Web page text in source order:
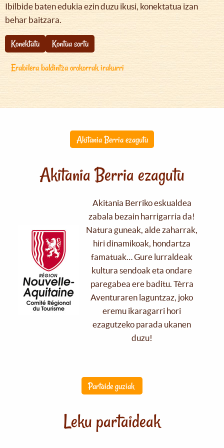
Ibilbide baten edukia ezin duzu ikusi, konektatua izan
behar baitzara.
Konektatu
Kontua sortu
Erabilera baldintza orokorrak irakurri
Akitania Berria ezagutu
Akitania Berria ezagutu
Akitania Berriko eskualdea
zabala bezain harrigarria da!
Natura guneak, alde zaharrak,
hiri dinamikoak, hondartza
famatuak… Gure lurraldeak
kultura sendoak eta ondare
paregabea ere baditu. Tèrra
Aventuraren laguntzaz, joko
eremu ikaragarri hori
ezagutzeko parada ukanen
duzu!
Partaide guziak
Leku partaideak